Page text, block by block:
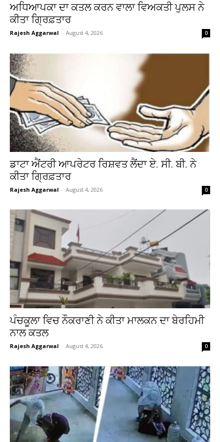
ਅਧਿਆਪਕਾ ਦਾ ਕਤਲ ਕਰਨ ਵਾਲਾ ਵਿਅਕਤੀ ਪੁਲਸ ਨੇ
ਕੀਤਾ ਗ੍ਰਿਫ਼ਤਾਰ
Rajesh Aggarwal - August 4, 2026 0
ਡਾਟਾ ਐਂਟਰੀ ਆਪਰੇਟਰ ਰਿਸ਼ਵਤ ਲੈਂਦਾ ਏ. ਸੀ. ਬੀ. ਨੇ
ਕੀਤਾ ਗ੍ਰਿਫ਼ਤਾਰ
Rajesh Aggarwal - August 4, 2026 0
ਪੰਚਕੂਲਾ ਵਿਚ ਨੌਕਰਾਣੀ ਨੇ ਕੀਤਾ ਮਾਲਕਨ ਦਾ ਬੇਰਹਿਮੀ
ਨਾਲ ਕਤਲ
Rajesh Aggarwal - August 4, 2026 0